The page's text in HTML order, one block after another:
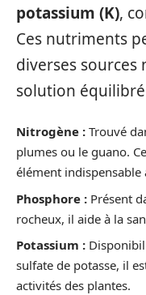
potassium (K),
Ces nutriments
diverses
solution
Nitrogène : Trouvé
plumes ou le guano.
élément indispensable
Phosphore : Présent
rocheux, il aide à la
Potassium :
sulfate de potasse, il
activités des plantes.